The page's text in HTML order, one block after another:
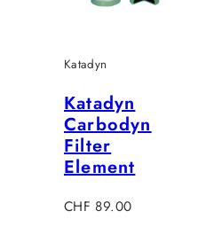
Katadyn
Katadyn
Carbodyn
Filter
Element
Regulärer
CHF 89.00